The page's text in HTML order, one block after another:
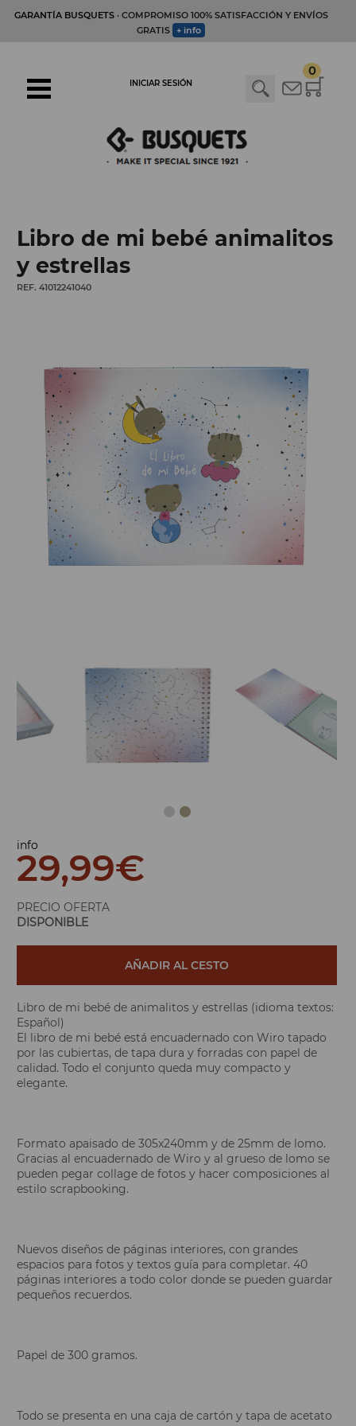
GARANTÍA BUSQUETS· COMPROMISO 100% SATISFACCIÓN Y ENVÍOS
GRATIS + info
0
INICIAR SESIÓN
Libro de mi bebé animalitos
y estrellas
REF. 41012241040
info
29,99€
PRECIO OFERTA
DISPONIBLE
AÑADIR AL CESTO
Libro de mi bebé de animalitos y estrellas (idioma textos:
Español)
El libro de mi bebé está encuadernado con Wiro tapado
por las cubiertas, de tapa dura y forradas con papel de
calidad. Todo el conjunto queda muy compacto y
elegante.
Formato apaisado de 305x240mm y de 25mm de lomo.
Gracias al encuadernado de Wiro y al grueso de lomo se
pueden pegar collage de fotos y hacer composiciones al
estilo scrapbooking.
Nuevos diseños de páginas interiores, con grandes
espacios para fotos y textos guía para completar. 40
páginas interiores a todo color donde se pueden guardar
pequeños recuerdos.
Papel de 300 gramos.
Todo se presenta en una caja de cartón y tapa de acetato